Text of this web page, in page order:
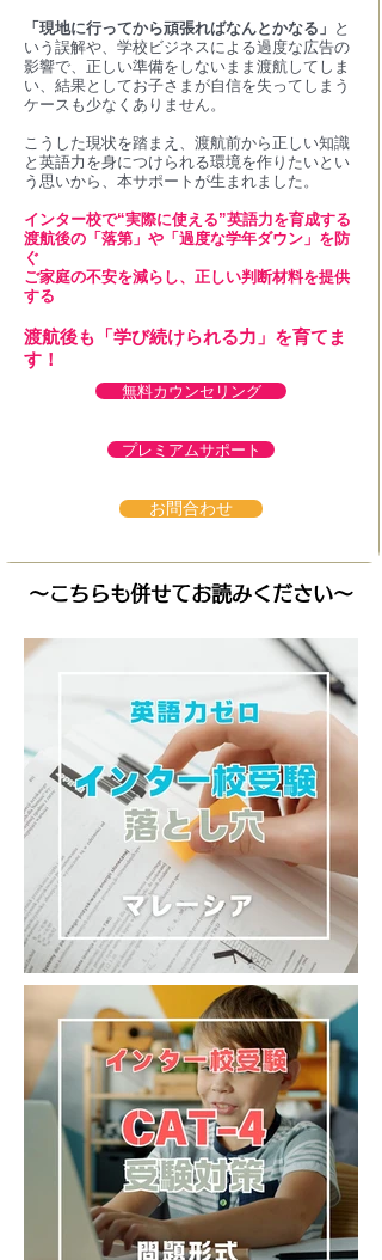
「現地に行ってから頑張ればなんとかなる」 と
いう誤解や、学校ビジネスによる過度な広告の
影響で、正しい準備をしないまま渡航してしま
い、結果としてお子さまが自信を失ってしまう
ケースも少なくありません。
こうした現状を踏まえ、渡航前から正しい知識
と英語力を身につけられる環境を作りたいとい
う思いから、本サポートが生まれました。
インター校で“実際に使える”英語力を育成する
渡航後の「落第」や「過度な学年ダウン」を防
ぐ
ご家庭の不安を減らし、正しい判断材料を提供
する
渡航後も「学び続けられる力」を育てま
す！
無料カウンセリング
プレミアムサポート
お問合わせ
～こちらも併せてお読みください～